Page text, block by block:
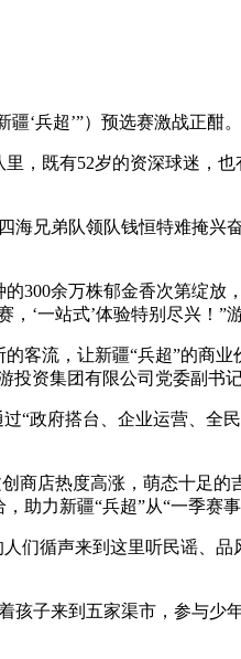
兵超’”）预选赛激战正酣。
既有52岁的资深球迷，也
兄弟队领队钱恒特难掩兴
余万株郁金香次第绽放
‘一站式’体验特别尽兴！”
流，让新疆“兵超”的商业
资集团有限公司党委副书
政府搭台、企业运营、全
店热度高涨，萌态十足的
力新疆“兵超”从“一季赛事
循声来到这里听民谣、品
子来到五家渠市，参与少